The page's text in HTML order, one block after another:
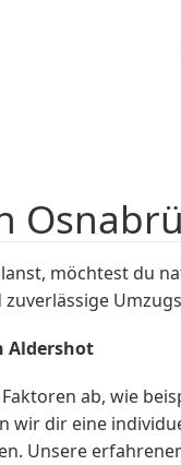
möchtest du
Aldershot
ab, wie
wir dir eine
Unsere